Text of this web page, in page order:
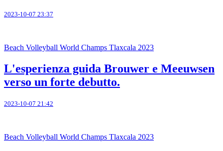
2023-10-07 23:37
Beach Volleyball World Champs Tlaxcala 2023
L'esperienza guida Brouwer e Meeuwsen
verso un forte debutto.
2023-10-07 21:42
Beach Volleyball World Champs Tlaxcala 2023